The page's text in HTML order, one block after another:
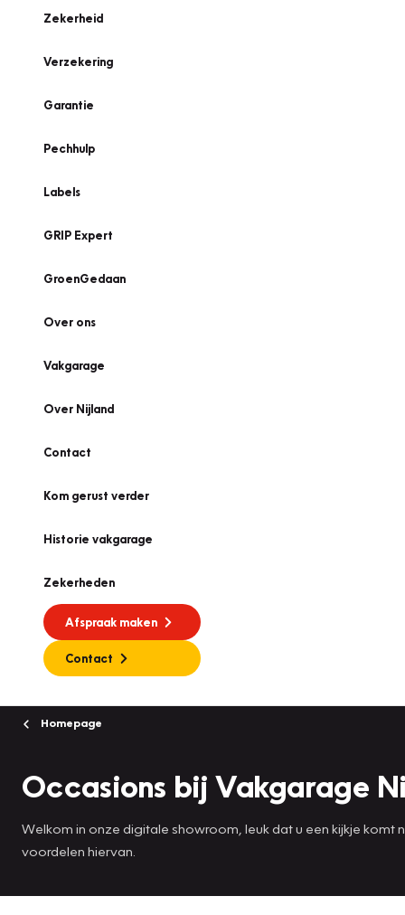
Zekerheid
Verzekering
Garantie
Pechhulp
Labels
GRIP Expert
GroenGedaan
Over ons
Vakgarage
Over Nijland
Contact
Kom gerust verder
Historie vakgarage
Zekerheden
Afspraak maken
Contact
Homepage
Occasions bij Vakgarage
Welkom in onze digitale showroom, leuk dat u een kijkje
voordelen hiervan.